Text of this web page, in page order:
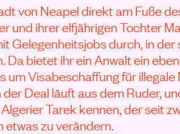
von Neapel direkt am Fuße
und ihrer elfjährigen Tochter
Gelegenheitsjobs durch, in der
Da bietet ihr ein Anwalt ein
um Visabeschaffung für illegale
Deal läuft aus dem Ruder,
Tarek kennen, der seit
zu verändern.